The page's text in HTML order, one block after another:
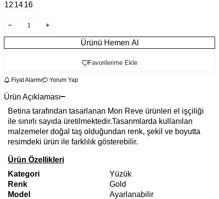
121416
Ürünü Hemen Al
Favorilerime Ekle
Fiyat Alarmı Yorum Yap
Ürün Açıklaması
Betina tarafından tasarlanan Mon Reve ürünleri el işçiliği
ile sınırlı sayıda üretilmektedir.Tasarımlarda kullanılan
malzemeler doğal taş olduğundan renk, şekil ve boyutta
resimdeki ürün ile farklılık gösterebilir.
Ürün Özellikleri
Kategori
Yüzük
Renk
Gold
Model
Ayarlanabilir